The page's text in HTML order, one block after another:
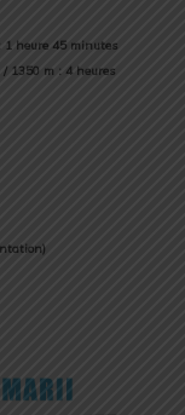
1 heure 45 minutes
1350 m : 4 heures